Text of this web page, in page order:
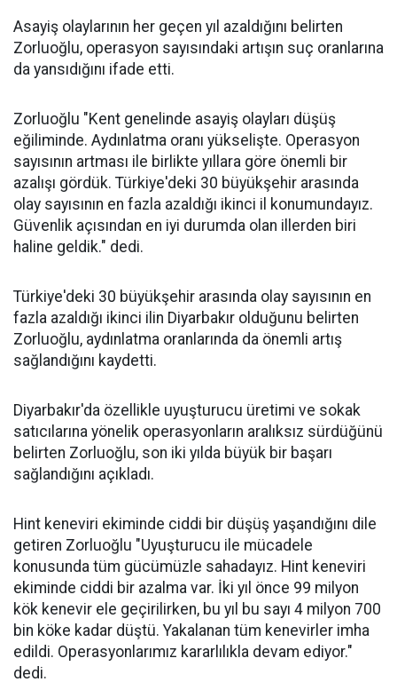
Asayiş olaylarının her geçen yıl azaldığını belirten
Zorluoğlu, operasyon sayısındaki artışın suç oranlarına
da yansıdığını ifade etti.
Zorluoğlu "Kent genelinde asayiş olayları düşüş
eğiliminde. Aydınlatma oranı yükselişte. Operasyon
sayısının artması ile birlikte yıllara göre önemli bir
azalışı gördük. Türkiye'deki 30 büyükşehir arasında
olay sayısının en fazla azaldığı ikinci il konumundayız.
Güvenlik açısından en iyi durumda olan illerden biri
haline geldik." dedi.
Türkiye'deki 30 büyükşehir arasında olay sayısının en
fazla azaldığı ikinci ilin Diyarbakır olduğunu belirten
Zorluoğlu, aydınlatma oranlarında da önemli artış
sağlandığını kaydetti.
Diyarbakır'da özellikle uyuşturucu üretimi ve sokak
satıcılarına yönelik operasyonların aralıksız sürdüğünü
belirten Zorluoğlu, son iki yılda büyük bir başarı
sağlandığını açıkladı.
Hint keneviri ekiminde ciddi bir düşüş yaşandığını dile
getiren Zorluoğlu "Uyuşturucu ile mücadele
konusunda tüm gücümüzle sahadayız. Hint keneviri
ekiminde ciddi bir azalma var. İki yıl önce 99 milyon
kök kenevir ele geçirilirken, bu yıl bu sayı 4 milyon 700
bin köke kadar düştü. Yakalanan tüm kenevirler imha
edildi. Operasyonlarımız kararlılıkla devam ediyor."
dedi.